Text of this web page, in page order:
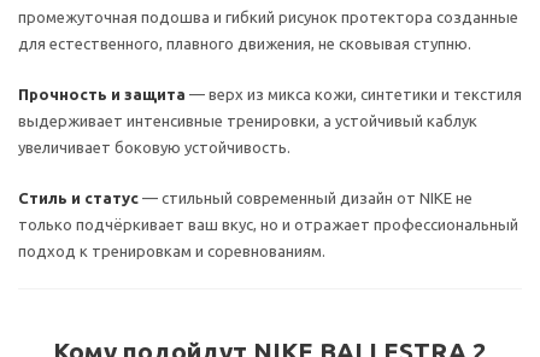
промежуточная подошва и гибкий рисунок протектора созданные
для естественного, плавного движения, не сковывая ступню.
Прочность и защита — верх из микса кожи, синтетики и текстиля
выдерживает интенсивные тренировки, а устойчивый каблук
увеличивает боковую устойчивость.
Стиль и статус — стильный современный дизайн от NIKE не
только подчёркивает ваш вкус, но и отражает профессиональный
подход к тренировкам и соревнованиям.